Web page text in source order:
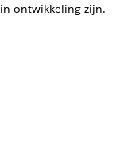
ontwikkeling zijn.